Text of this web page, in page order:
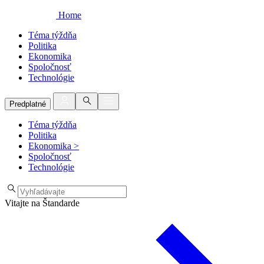
Home
Téma týždňa
Politika
Ekonomika
Spoločnosť
Technológie
Predplatné
Téma týždňa
Politika
Ekonomika >
Spoločnosť
Technológie
Vitajte na Štandarde